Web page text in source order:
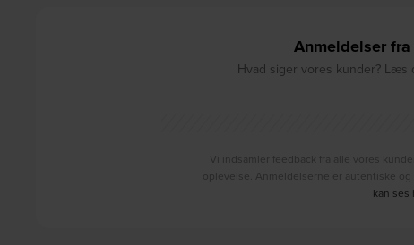
Anmeldelser
Hvad siger vores kunder?
Vi indsamler feedback fra alle vores
oplevelse. Anmeldelserne er autentiske
kan ses